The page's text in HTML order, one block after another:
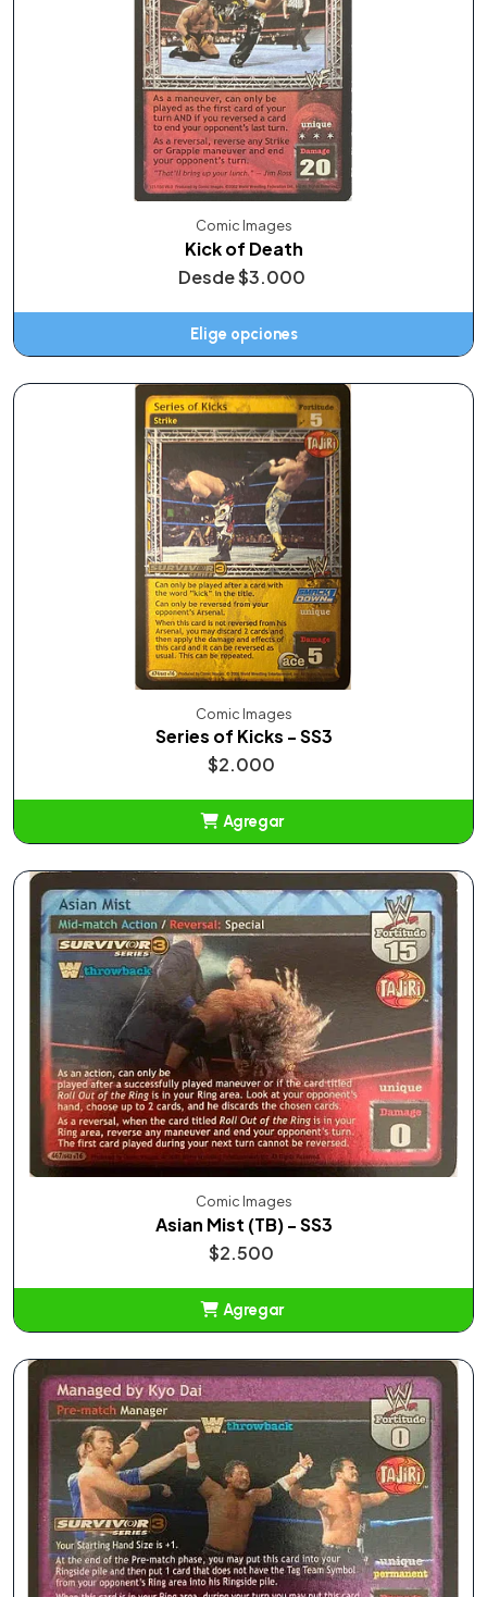
Comic Images
Kick of Death
Desde$3.000
Elige opciones
Comic Images
Series of Kicks - SS3
$2.000
Agregar
Comic Images
Asian Mist (TB) - SS3
$2.500
Agregar